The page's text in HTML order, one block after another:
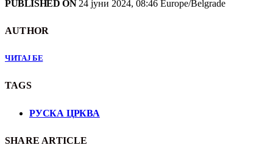
PUBLISHED ON24 јуни 2024, 08:46 Europe/Belgrade
AUTHOR
ЧИТАЈ БЕ
TAGS
РУСКА ЦРКВА
SHARE ARTICLE